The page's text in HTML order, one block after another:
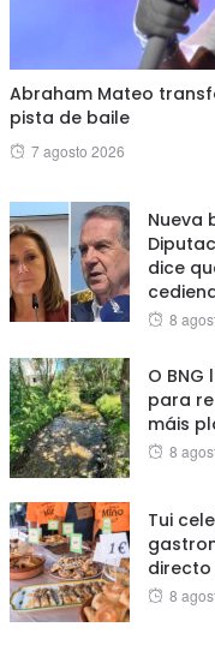
Abraham Mateo
pista de baile
Posted
7 agosto 2026
Nueva
dice
8
O
para
máis
8
Tui
directo
8